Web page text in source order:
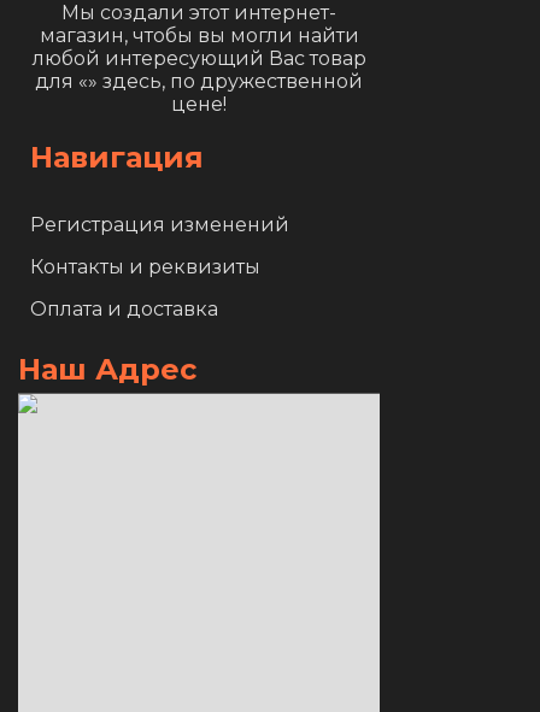
Мы создали этот интернет-
магазин, чтобы вы могли найти
любой интересующий Вас товар
для «» здесь, по дружественной
цене!
Навигация
Регистрация изменений
Контакты и реквизиты
Оплата и доставка
Наш Адрес